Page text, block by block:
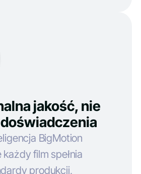
jakość, nie
BigMotion
film spełnia
produkcji,